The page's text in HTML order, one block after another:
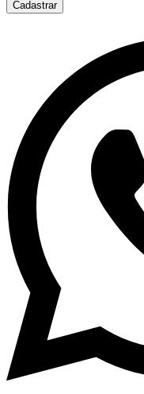
Cadastrar